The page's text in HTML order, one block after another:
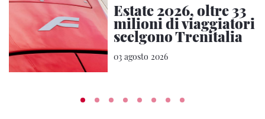
Estate 2026, oltre 33
milioni di viaggiatori
scelgono Trenitalia
03 agosto 2026